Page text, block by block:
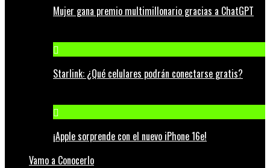
Mujer gana premio multimillonario gracias a ChatGPT
Starlink: ¿Qué celulares podrán conectarse gratis?
¡Apple sorprende con el nuevo iPhone 16e!
Vamo a Conocerlo